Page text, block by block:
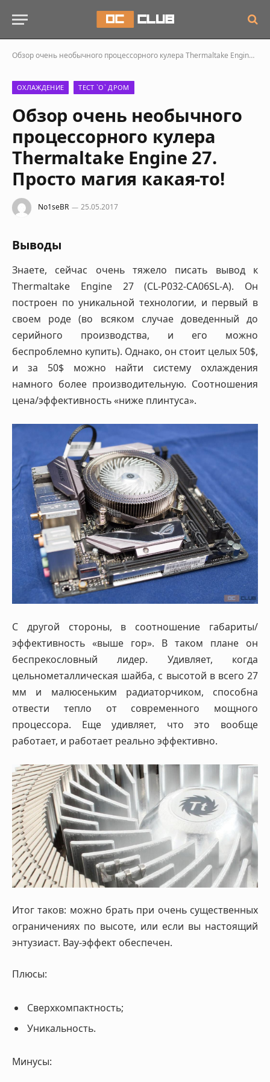
Обзор очень необычного процессорного кулера Thermaltake Engine 27. Просто магия какая-то!
ОХЛАЖДЕНИЕ ТЕСТ `О` ДРОМ
Обзор очень необычного
процессорного кулера
Thermaltake Engine 27.
Просто магия какая-то!
No1seBR 25.05.2017
Выводы
Знаете, сейчас очень тяжело писать вывод к
Thermaltake Engine 27 (CL-P032-CA06SL-A). Он
построен по уникальной технологии, и первый в
своем роде (во всяком случае доведенный до
серийного производства, и его можно
беспроблемно купить). Однако, он стоит целых 50$,
и за 50$ можно найти систему охлаждения
намного более производительную. Соотношения
цена/эффективность «ниже плинтуса».
С другой стороны, в соотношение габариты/
эффективность «выше гор». В таком плане он
беспрекословный лидер. Удивляет, когда
цельнометаллическая шайба, с высотой в всего 27
мм и малюсеньким радиаторчиком, способна
отвести тепло от современного мощного
процессора. Еще удивляет, что это вообще
работает, и работает реально эффективно.
Итог таков: можно брать при очень существенных
ограничениях по высоте, или если вы настоящий
энтузиаст. Вау-эффект обеспечен.
Плюсы:
Сверхкомпактность;
Уникальность.
Минусы: